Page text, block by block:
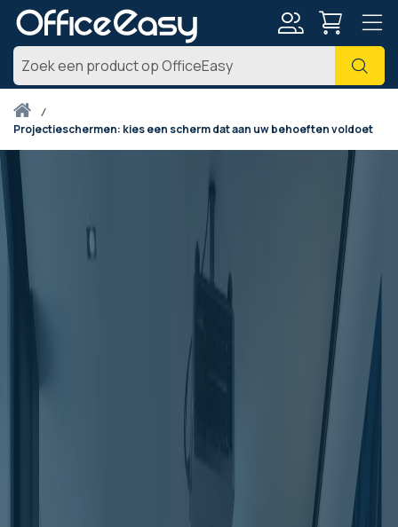
Zoek
Thuis
projectieschermen: kies een scherm dat aan uw behoeften voldoet